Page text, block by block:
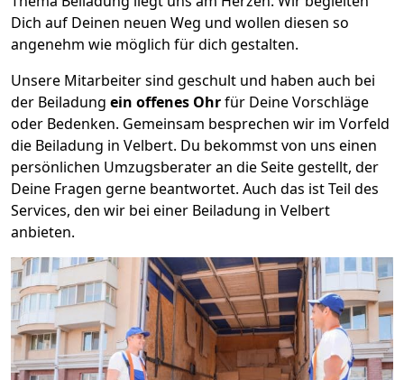
Dich auf Deinen neuen Weg und wollen diesen so
angenehm wie möglich für dich gestalten.
Unsere Mitarbeiter sind geschult und haben auch bei
der Beiladung ein offenes Ohrfür Deine Vorschläge
oder Bedenken. Gemeinsam besprechen wir im Vorfeld
die Beiladung in Velbert. Du bekommst von uns einen
persönlichen Umzugsberater an die Seite gestellt, der
Deine Fragen gerne beantwortet. Auch das ist Teil des
Services, den wir bei einer Beiladung in Velbert
anbieten.